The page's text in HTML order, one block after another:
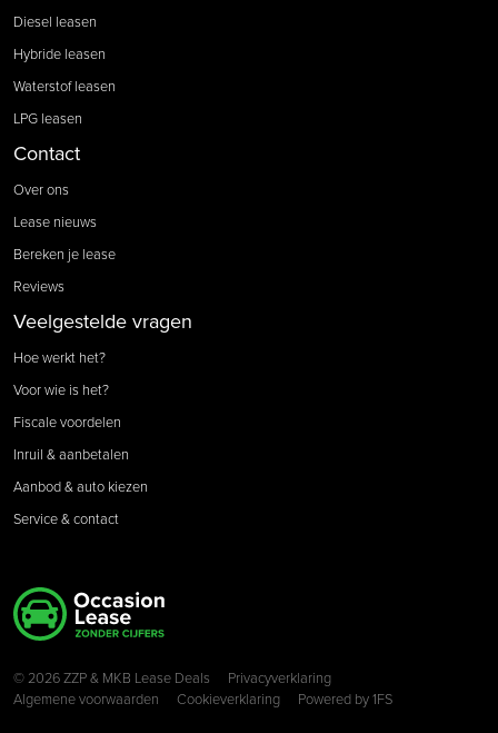
Diesel leasen
Hybride leasen
Waterstof leasen
LPG leasen
Contact
Over ons
Lease nieuws
Bereken je lease
Reviews
Veelgestelde vragen
Hoe werkt het?
Voor wie is het?
Fiscale voordelen
Inruil & aanbetalen
Aanbod & auto kiezen
Service & contact
Copyright navigation
© 2026 ZZP & MKB Lease Deals
Privacyverklaring
Algemene voorwaarden
Cookieverklaring Powered by1FS